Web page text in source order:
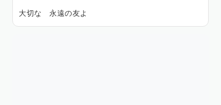
大切な 永遠の友よ